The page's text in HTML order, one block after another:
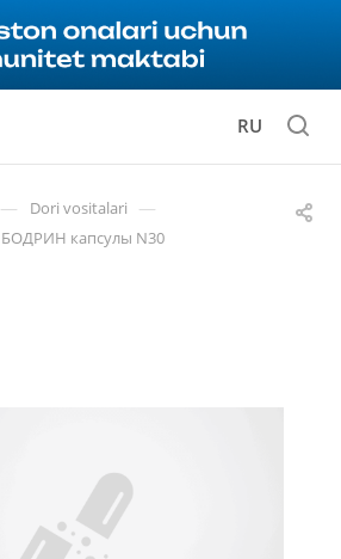
RU
— Dori vositalari —
БОДРИН капсулы N30